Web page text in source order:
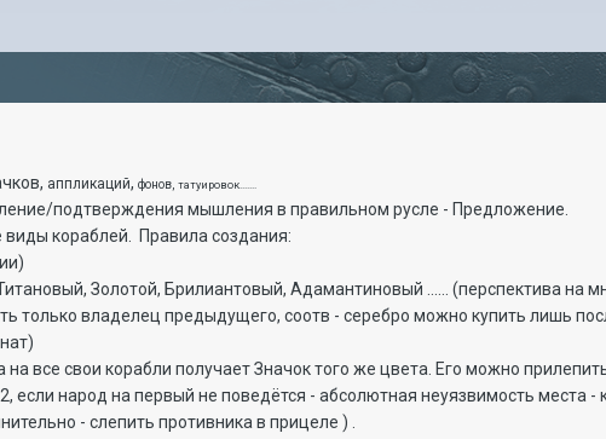
аппликаций,фонов, татуировок.......
подтверждения мышления в правильном русле - Предложение.
кораблей. Правила создания:
Золотой, Брилиантовый, Адамантиновый ...... (перспектива на
только владелец предыдущего, соотв - серебро можно купить лишь
все свои корабли получает Значок того же цвета. Его можно
если народ на первый не поведётся - абсолютная неуязвимость места -
- слепить противника в прицеле ) .